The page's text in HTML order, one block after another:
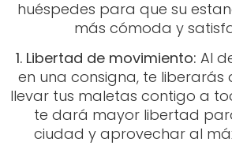
huéspedes para que su
más cómoda y
1. Libertad de movimiento: Al
en una consigna, te
llevar tus maletas contigo a
te dará mayor libertad
ciudad y aprovechar al